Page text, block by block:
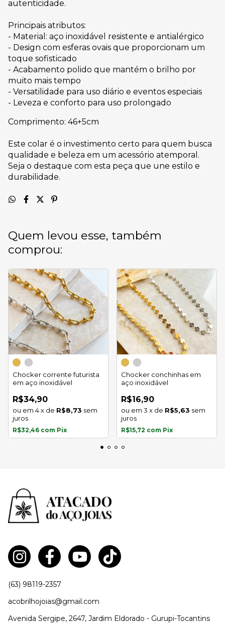
autenticidade.
Principais atributos:
- Material: aço inoxidável resistente e antialérgico
- Design com esferas ovais que proporcionam um
toque sofisticado
- Acabamento polido que mantém o brilho por
muito mais tempo
- Versatilidade para uso diário e eventos especiais
- Leveza e conforto para uso prolongado
Comprimento: 46+5cm
Este colar é o investimento certo para quem busca
qualidade e beleza em um acessório atemporal.
Seja o destaque com esta peça que une estilo e
durabilidade.
Quem levou esse, também
comprou:
Chocker corrente futurista
em aço inoxidável
R$34,90
4x de R$8,73 sem
juros
R$32,46 com Pix
Chocker conchinhas em
aço inoxidável
R$16,90
3 x de R$5,63 sem
juros
R$15,72 com Pix
(63) 98119-2357
acobrilhojoias@gmail.com
Avenida Sergipe, 2647, Jardim Eldorado - Gurupi-Tocantins